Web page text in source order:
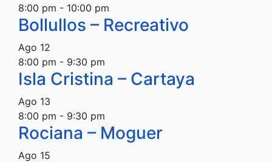
8:00 pm - 10:00 pm
Bollullos – Recreativo
Ago 12
8:00 pm - 9:30 pm
Isla Cristina – Cartaya
Ago 13
8:00 pm - 9:30 pm
Rociana – Moguer
Ago 15